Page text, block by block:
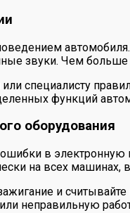
звуки. Чем
специалисту
функций
оборудования
в электронную
на всех
и
неправильную